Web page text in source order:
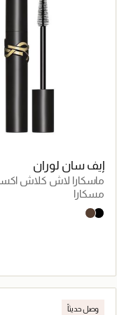
إيف سان لوران
ماسكارا لاش كلاش
فوليوم من ايف سان
مسكارا
Overnoir Black
Uninhibited Brown
جاري تحميل
وصل حديثاً